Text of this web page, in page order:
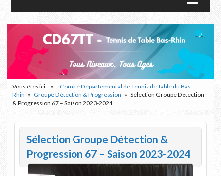
Vous êtes ici :
Comité Départemental de Tennis de Table du Bas-
Rhin
Groupe Détection & Progression
Sélection Groupe Détection
& Progression 67 – Saison 2023-2024
Sélection Groupe Détection &
Progression 67 – Saison 2023-2024